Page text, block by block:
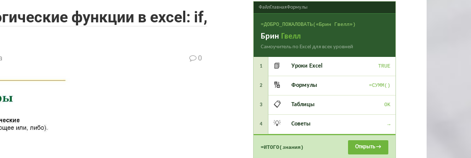
функции в excel: if,
0
ФайлГлавнаяФормулы
=ДОБРО_ПОЖАЛОВАТЬ(«Брин Гвелл»)
Брин Гвелл
Самоучитель по Excel для всех уровней
1 📗 Уроки Excel TRUE
2 🔢 Формулы =СУММ()
3 📋 Таблицы OK
4 💡 Советы →
=ИТОГО(знания) Открыть →